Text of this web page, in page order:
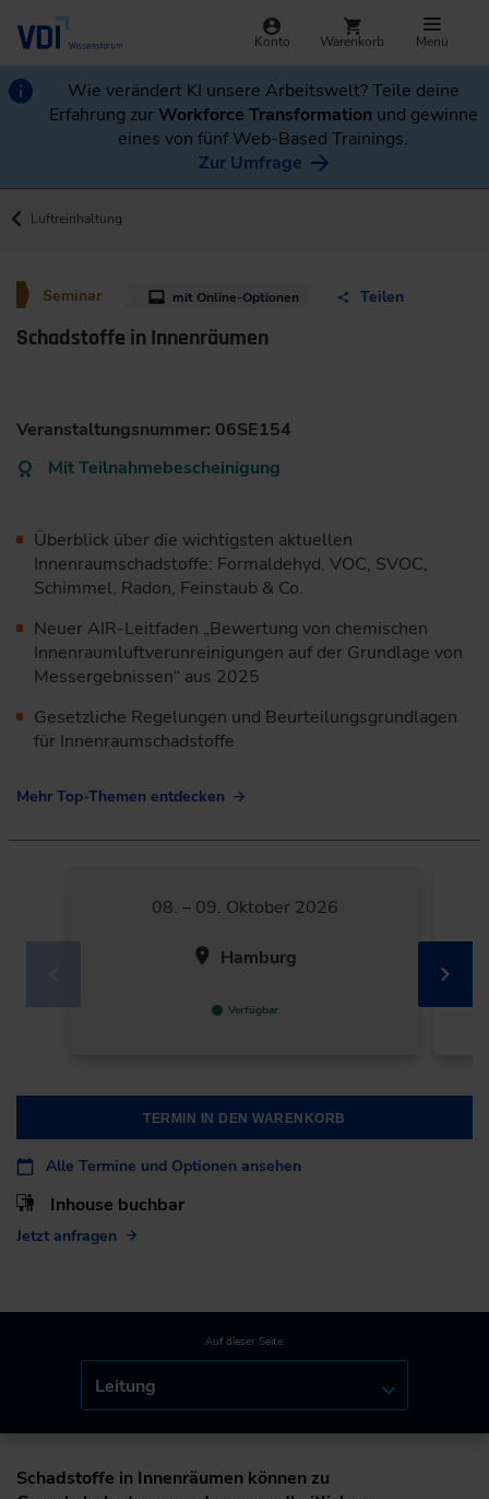
Konto Warenkorb Menü
Wie verändert KI unsere Arbeitswelt? Teile deine
Erfahrung zurWorkforce Transformation und gewinne
eines von fünf Web-Based Trainings.
Zur Umfrage
Luftreinhaltung
Seminar mit Online-Optionen Teilen
Schadstoffe in Innenräumen
Veranstaltungsnummer: 06SE154
Mit Teilnahmebescheinigung
Überblick über die wichtigsten aktuellen
Innenraumschadstoffe: ­Formaldehyd, VOC, SVOC,
Schimmel, Radon, Feinstaub & Co.
Neuer AIR-Leitfaden „Bewertung von chemischen
Innenraumluftverunreinigungen auf der Grundlage von
Messergebnissen“ aus 2025
Gesetzliche Regelungen und Beurteilungsgrundlagen
für Innenraum­schadstoffe
Mehr Top-Themen entdecken
08. – 09. Oktober 2026
Hamburg
Verfügbar
TERMIN IN DEN WARENKORB
Alle Termine und Optionen ansehen
Inhouse buchbar
Jetzt anfragen
Auf dieser Seite:
Leitung
Schadstoffe in Innenräumen können zu